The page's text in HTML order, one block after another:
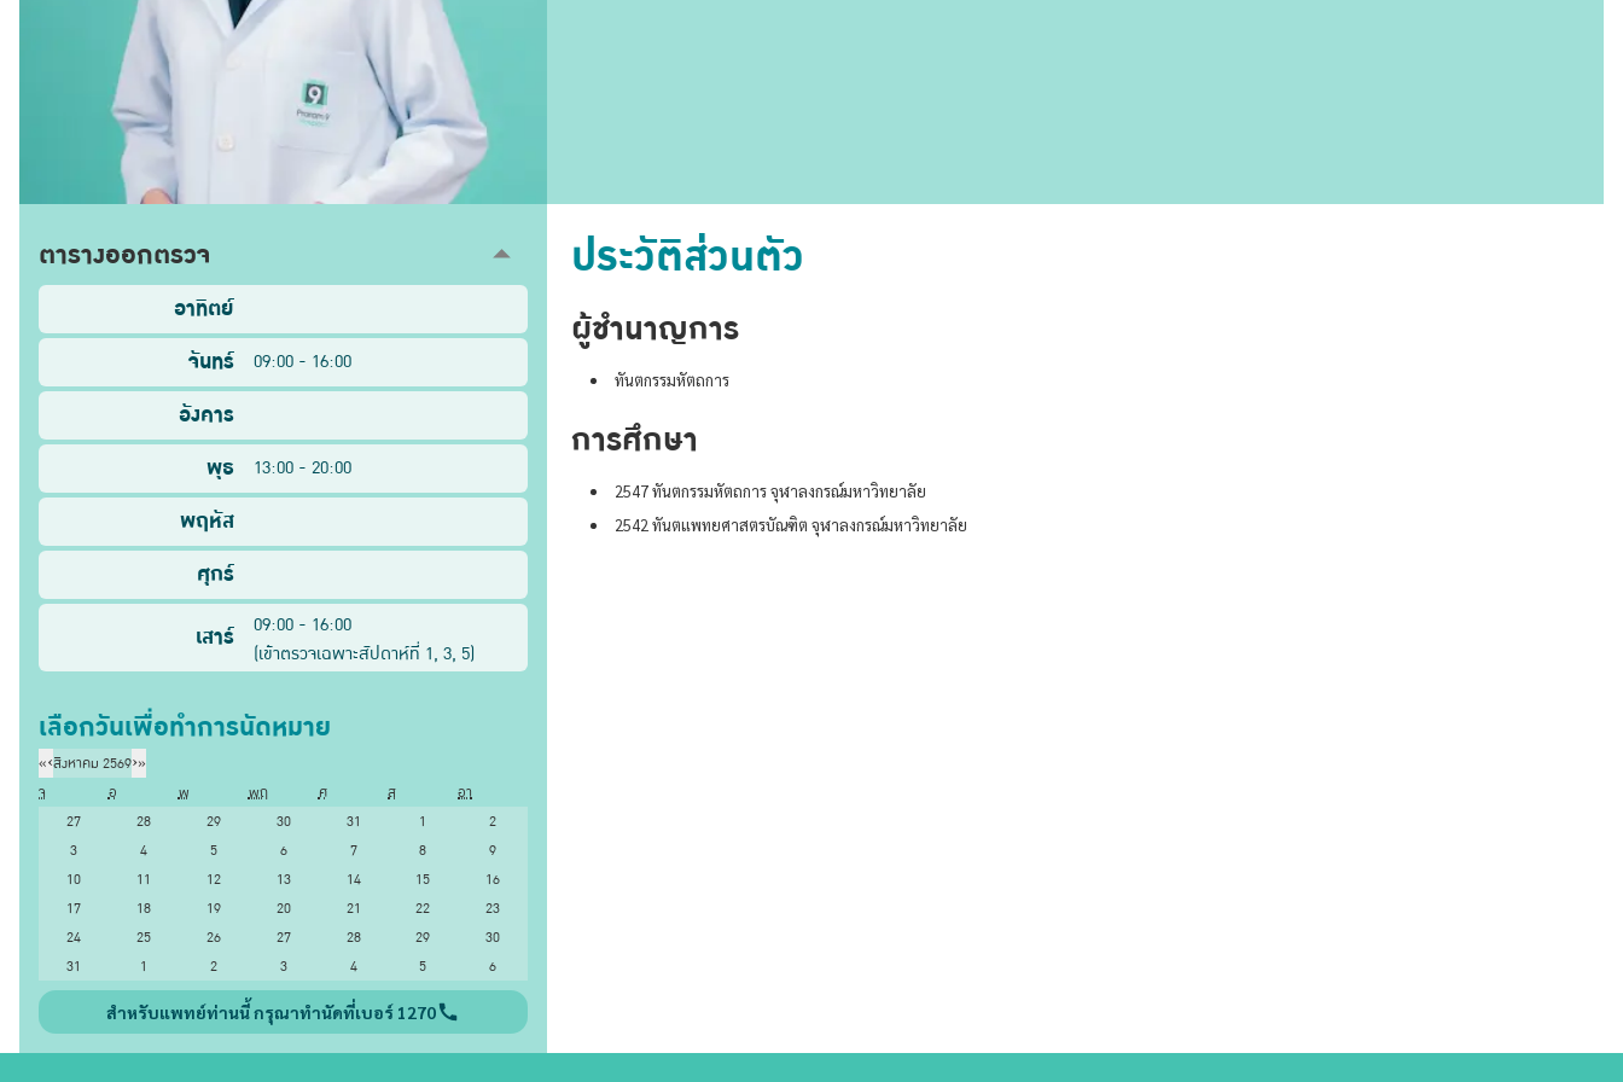
ตารางออกตรวจ
อาทิตย์
จันทร์
09:00 - 16:00
อังคาร
พุธ
13:00 - 20:00
พฤหัส
ศุกร์
เสาร์
09:00 - 16:00
(เข้าตรวจเฉพาะสัปดาห์ที่ 1, 3, 5)
เลือกวันเพื่อทำการนัดหมาย
«‹สิงหาคม 2569›»
จ
อ พ พฤ ศ ส
อา
27
28 29 30 31 1
2
3
4 5 6 7 8
9
10
11 12 13 14 15
16
17
18 19 20 21 22
23
24
25 26 27 28 29
30
31
1 2 3 4 5 6
สำหรับแพทย์ท่านนี้ กรุณาทำนัดที่เบอร์ 1270
ประวัติส่วนตัว
ผู้ชำนาญการ
ทันตกรรมหัตถการ
การศึกษา
2547 ทันตกรรมหัตถการ จุฬาลงกรณ์มหาวิทยาลัย
2542 ทันตแพทยศาสตรบัณฑิต จุฬาลงกรณ์มหาวิทยาลัย